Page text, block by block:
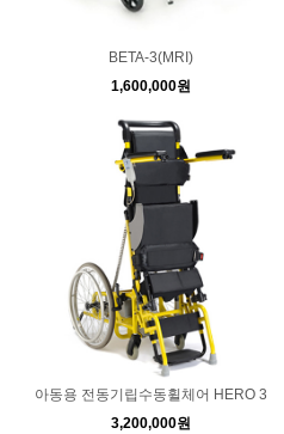
BETA-3(MRI)
1,600,000원
아동용 전동기립수동휠체어 HERO 3
3,200,000원